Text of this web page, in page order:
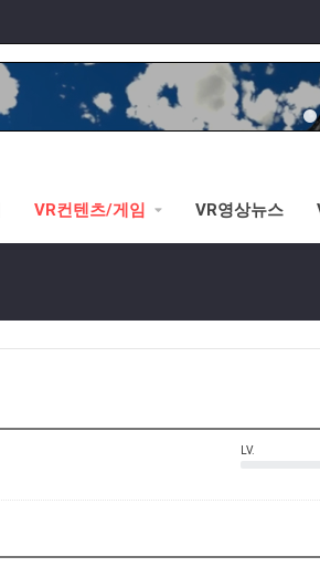
노
이
VR스포츠-로잉머신
3가지 타입별 VR승
노
VR컨텐츠/게임 VR영상뉴스
LV.